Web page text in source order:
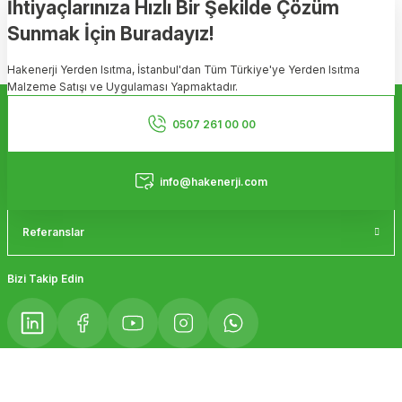
Ürün resmi kalitesiz, bozuk veya görüntülenemiyor.
Ürün açıklamasında eksik bilgiler bulunuyor.
Ürün bilgilerinde hatalar bulunuyor.
Ürün fiyatı diğer sitelerden daha pahalı.
Bu ürüne benzer farklı alternatifler olmalı.
İhtiyaçlarınıza Hızlı Bir Şekilde Çözüm
Sunmak İçin Buradayız!
Hakenerji Yerden Isıtma, İstanbul'dan Tüm Türkiye'ye Yerden Isıtma
Malzeme Satışı ve Uygulaması Yapmaktadır.
0507 261 00 00
info@hakenerji.com
Referanslar
Bizi Takip Edin